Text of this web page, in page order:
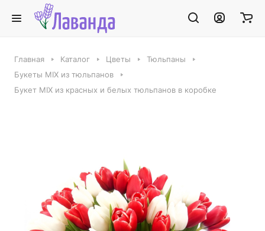
Главная Каталог Цветы
Тюльпаны
Букеты MIX из тюльпанов
Букет MIX из красных и белых тюльпанов в коробке